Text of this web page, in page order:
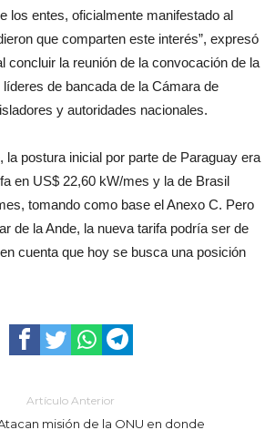
los entes, oficialmente manifestado al
que comparten este interés”, expresó
concluir la reunión de la convocación de la
de bancada de la Cámara de
y autoridades nacionales.
la postura inicial por parte de Paraguay era
en US$ 22,60 kW/mes y la de Brasil
tomando como base el Anexo C. Pero
de la Ande, la nueva tarifa podría ser de
cuenta que hoy se busca una posición
Artículo Anterior
misión de la ONU en donde